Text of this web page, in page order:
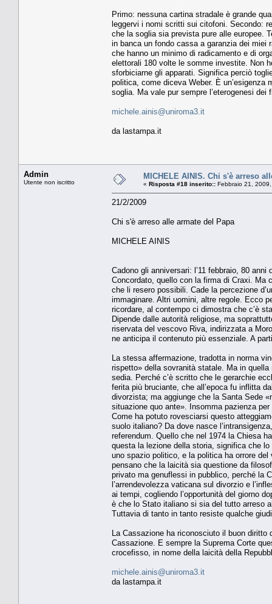
Primo: nessuna cartina stradale è grande
leggervi i nomi scritti sui citofoni. Secondo:
che la soglia sia prevista pure alle europee.
in banca un fondo cassa a garanzia dei miei
che hanno un minimo di radicamento e di
elettorali 180 volte le somme investite. Non
sforbiciarne gli apparati. Significa perciò
politica, come diceva Weber. È un’esigenza
soglia. Ma vale pur sempre l’eterogenesi dei
michele.ainis@uniroma3.it
da lastampa.it
Admin
Utente non iscritto
MICHELE AINIS. Chi s'è arreso
« Risposta #18 inserito:: Febbraio 21,
21/2/2009
Chi s'è arreso alle armate del Papa
MICHELE AINIS
Cadono gli anniversari: l’11 febbraio, 80
Concordato, quello con la firma di Craxi. Ma
che li resero possibili. Cade la percezione
immaginare. Altri uomini, altre regole. Ecco
ricordare, al contempo ci dimostra che c’è
Dipende dalle autorità religiose, ma
riservata del vescovo Riva, indirizzata a
ne anticipa il contenuto più essenziale. A
La stessa affermazione, tradotta in norma
rispetto» della sovranità statale. Ma in
sedia. Perché c’è scritto che le gerarchie
ferita più bruciante, che all’epoca fu inflitta
divorzista; ma aggiunge che la Santa Sede
situazione quo ante». Insomma pazienza
Come ha potuto rovesciarsi questo
suolo italiano? Da dove nasce
referendum. Quello che nel 1974 la Chiesa
questa la lezione della storia, significa che
uno spazio politico, e la politica ha orrore
pensano che la laicità sia questione da
privato ma genuflessi in pubblico, perché la
l’arrendevolezza vaticana sul divorzio e
ai tempi, cogliendo l’opportunità del giorno
è che lo Stato italiano si sia del tutto arreso
Tuttavia di tanto in tanto resiste qualche
La Cassazione ha riconosciuto il buon
Cassazione. E sempre la Suprema Corte
crocefisso, in nome della laicità della
michele.ainis@uniroma3.it
da lastampa.it